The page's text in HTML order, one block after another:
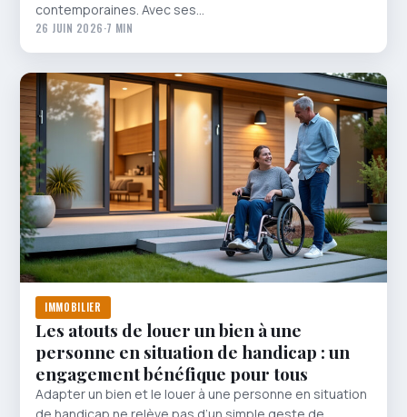
contemporaines. Avec ses…
26 JUIN 2026·7 MIN
IMMOBILIER
Les atouts de louer un bien à une
personne en situation de handicap : un
engagement bénéfique pour tous
Adapter un bien et le louer à une personne en situation